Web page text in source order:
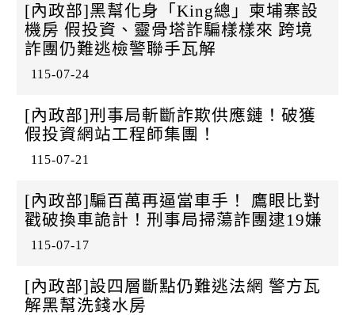
[內政部]黑幫化身「King總」柬埔寨設
機房 假投資、靈骨塔詐騙樣樣來 跨境
詐團仍難逃檢警聯手瓦解
115-07-24
[內政部]刑事局斬斷詐欺供應鏈！破獲
假投資網站工程師集團！
115-07-21
[內政部]騙百萬再逼當車手！ 鷹眼比對
戳破換車詭計！刑事局掃蕩詐團逮19嫌
115-07-17
[內政部]設四層斷點仍難逃法網 警方瓦
解黑幫洗錢水房